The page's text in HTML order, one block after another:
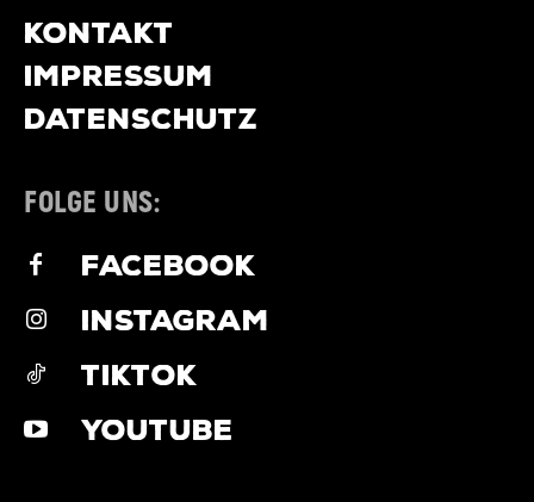
KONTAKT
IMPRESSUM
DATENSCHUTZ
FOLGE UNS:
FACEBOOK
INSTAGRAM
TIKTOK
YOUTUBE